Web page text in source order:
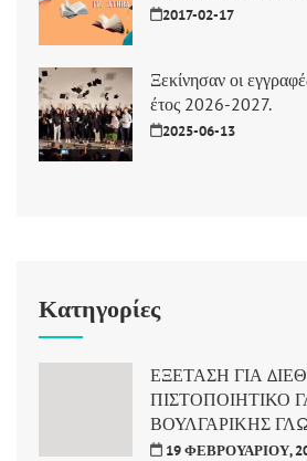
2017-02-17
Ξεκίνησαν οι
έτος 2026-2027.
2025-06-13
Κατηγορίες
ΕΞΕΤΑΣΗ ΓΙΑ
ΠΙΣΤΟΠΟΙΗΤΙΚΟ
ΒΟΥΛΓΑΡΙΚΗΣ
19 ΦΕΒΡΟΥΑΡΊΟΥ,